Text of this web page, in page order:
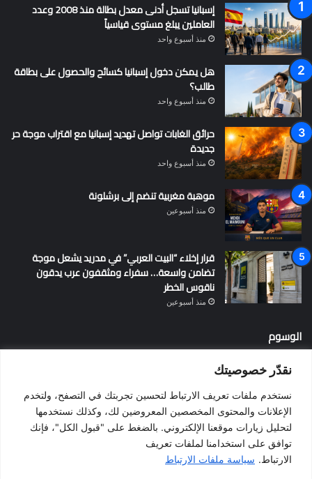
نقدّر خصوصيتك
نستخدم ملفات تعريف الارتباط لتحسين تجربتك في التصفح، ولتخدم
الإعلانات والمحتوى المخصصين المعروضين لك، وكذلك نستخدمها
لتحليل زيارات موقعنا الإلكتروني. بالضغط على "قبول الكل"، فإنك
توافق على استخدامنا لملفات تعريف
الارتباط. سياسة ملفات الارتباط
إسبانيا تسجل أدنى معدل بطالة منذ 2008 وعدد
العاملين يبلغ مستوى قياسياً
منذ أسبوع واحد
هل يمكن دخول إسبانيا كسائح والحصول على بطاقة
طالب؟
منذ أسبوع واحد
حرائق الغابات تواصل تهديد إسبانيا مع اقتراب موجة حر
جديدة
منذ أسبوع واحد
موهبة مغربية تنضم إلى برشلونة
منذ أسبوعين
قرار إخلاء “البيت العربي” في مدريد يشعل موجة
تضامن واسعة… سفراء ومثقفون عرب يدقون
ناقوس الخطر
منذ أسبوعين
الوسوم
أخبار إسبانيا إسبانيا
الجالية المغربية الجنسية الإسبانية الحزب الاشتراكي الإسباني
المغرب المهاجرين الهجرة الهجرة إلى إسبانيا برشلونة
بيدرو سانشيز فالنسيا فيضانات